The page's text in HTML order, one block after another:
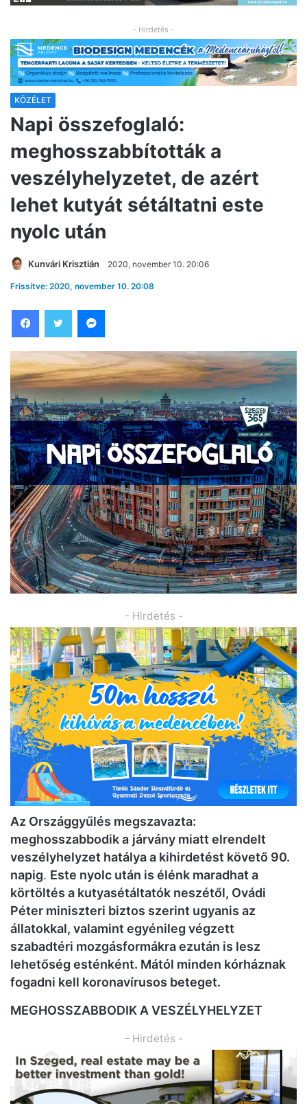
- Hirdetés -
KÖZÉLET
Napi összefoglaló:
meghosszabbították a
veszélyhelyzetet, de azért
lehet kutyát sétáltatni este
nyolc után
Kunvári Krisztián 2020, november 10. 20:06
Frissítve: 2020, november 10. 20:08
- Hirdetés -
Az Országgyűlés megszavazta:
meghosszabbodik a járvány miatt elrendelt
veszélyhelyzet hatálya a kihirdetést követő 90.
napig. Este nyolc után is élénk maradhat a
körtöltés a kutyasétáltatók neszétől, Ovádi
Péter miniszteri biztos szerint ugyanis az
állatokkal, valamint egyénileg végzett
szabadtéri mozgásformákra ezután is lesz
lehetőség esténként. Mától minden kórháznak
fogadni kell koronavírusos beteget.
MEGHOSSZABBODIK A VESZÉLYHELYZET
- Hirdetés -